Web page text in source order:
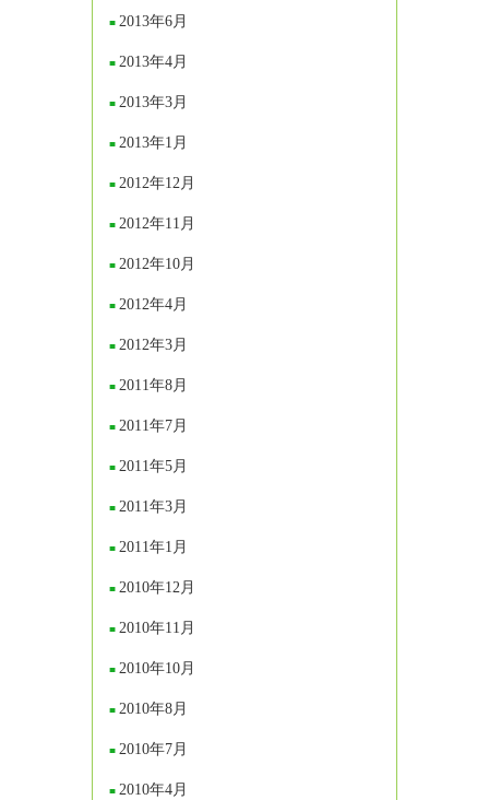
2013年6月
2013年4月
2013年3月
2013年1月
2012年12月
2012年11月
2012年10月
2012年4月
2012年3月
2011年8月
2011年7月
2011年5月
2011年3月
2011年1月
2010年12月
2010年11月
2010年10月
2010年8月
2010年7月
2010年4月